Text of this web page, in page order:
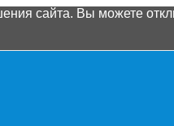
сайта. Вы можете